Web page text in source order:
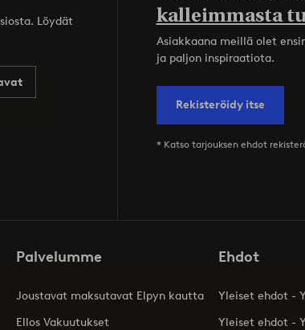
Löydät
kalleimmasta
Asiakkaana meillä olet
ja paljon inspiraatiota.
Rekisteröidy itse
* Katso tarjouksen ehdot
Palvelumme
Joustavat maksutavat Elpyn kautta
Ellos Vakuutukset
Ehdot
Yleiset ehdot -
Yleiset ehdot -